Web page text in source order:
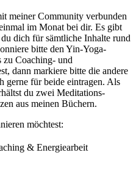
meiner Community verbunden
im Monat bei dir. Es gibt
dich für sämtliche Inhalte rund
bitte den Yin-Yoga-
zu Coaching- und
dann markiere bitte die andere
gerne für beide eintragen. Als
du zwei Meditations-
aus meinen Büchern.
möchtest:
& Energiearbeit